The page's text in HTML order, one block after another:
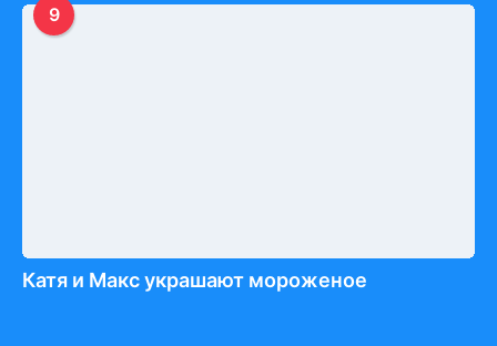
9
Катя и Макс украшают мороженое